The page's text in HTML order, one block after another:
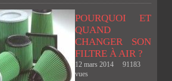
POURQUOI ET
QUAND
CHANGER SON
FILTRE À AIR ?
12 mars 2014
91183
vues